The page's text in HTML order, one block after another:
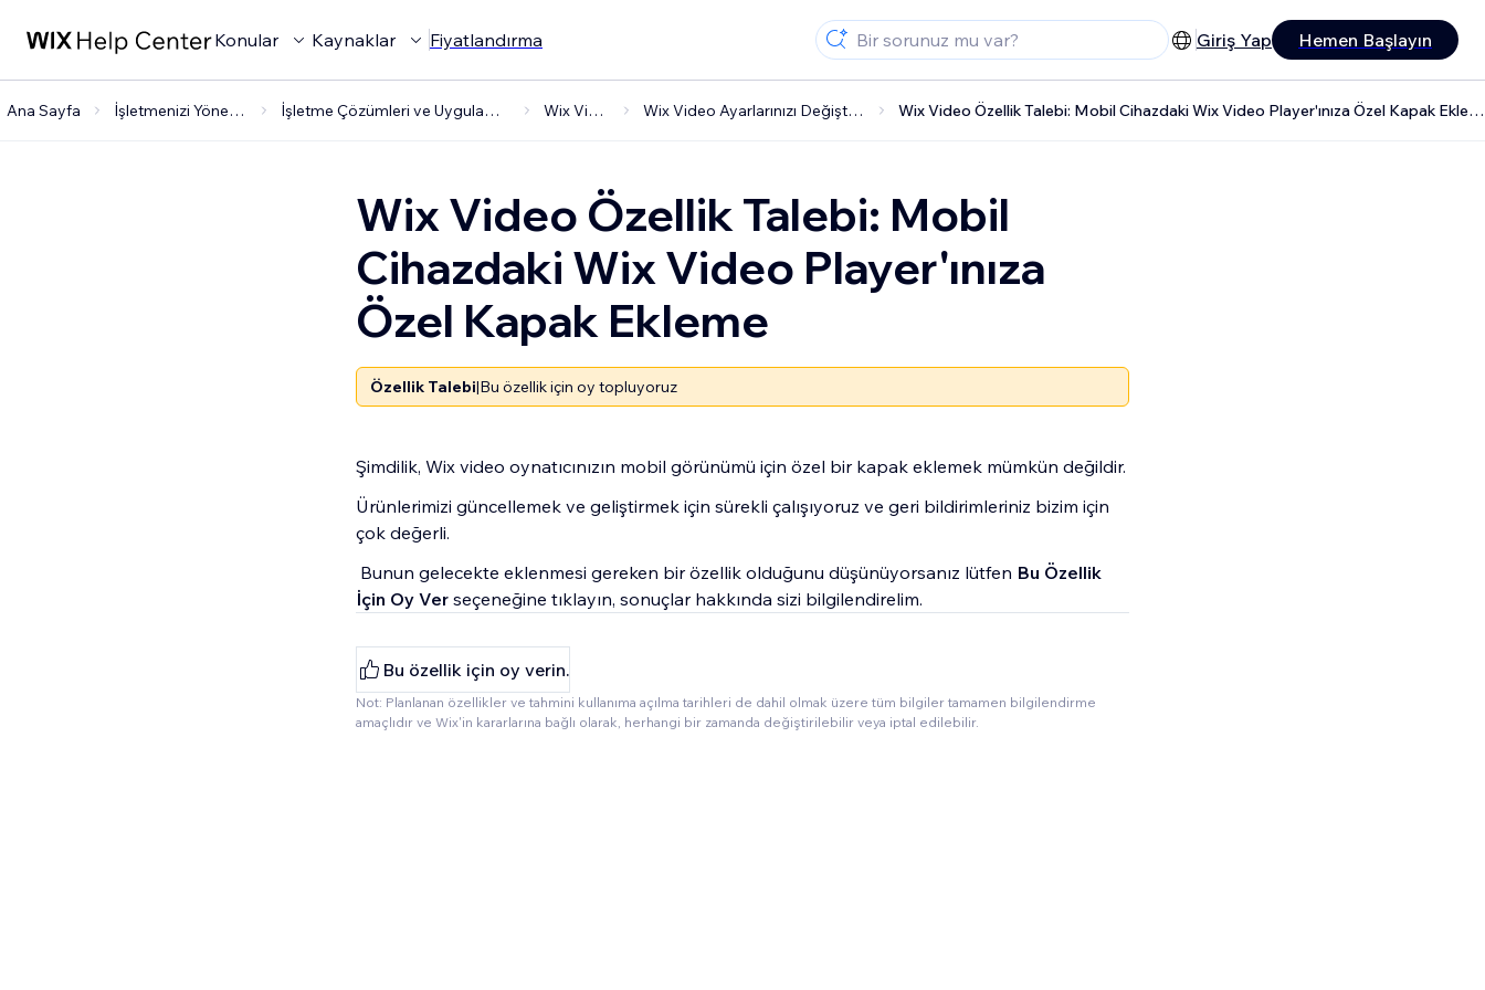
Konular Kaynaklar Fiyatlandırma Giriş Yap Hemen Başlayın
Ana Sayfa İşletmenizi Yönetme İşletme Çözümleri ve Uygulamalar Wix Video Wix Video Ayarlarınızı Değiştirme Wix Video Özellik Talebi: Mobil Cihazdaki Wix Video Player'ınıza Özel Kapak Ekleme
Wix Video Özellik Talebi: Mobil
Cihazdaki Wix Video Player'ınıza
Özel Kapak Ekleme
Özellik Talebi|Bu özellik için oy topluyoruz
Şimdilik, Wix video oynatıcınızın mobil görünümü için özel bir kapak eklemek mümkün değildir.
Ürünlerimizi güncellemek ve geliştirmek için sürekli çalışıyoruz ve geri bildirimleriniz bizim için
çok değerli.
Bunun gelecekte eklenmesi gereken bir özellik olduğunu düşünüyorsanız lütfen Bu Özellik
İçin Oy Ver seçeneğine tıklayın, sonuçlar hakkında sizi bilgilendirelim.
Bu özellik için oy verin.
Not: Planlanan özellikler ve tahmini kullanıma açılma tarihleri de dahil olmak üzere tüm bilgiler tamamen bilgilendirme
amaçlıdır ve Wix'in kararlarına bağlı olarak, herhangi bir zamanda değiştirilebilir veya iptal edilebilir.